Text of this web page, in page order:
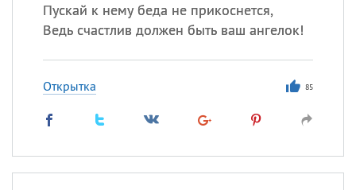
Пускай к нему беда не прикоснется,
Ведь счастлив должен быть ваш ангелок!
Открытка 85